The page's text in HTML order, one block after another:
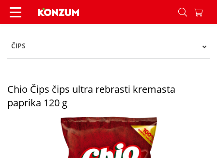
Chio Čips čips ultra rebrasti kremasta paprika
ČIPS
Chio Čips čips ultra rebrasti kremasta
paprika 120 g